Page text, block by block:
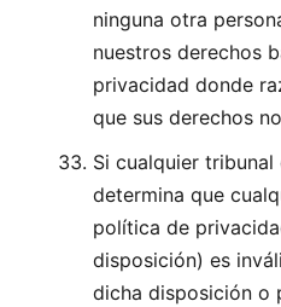
ninguna otra
nuestros derechos
privacidad donde
que sus derechos
Si cualquier
determina que
política de
disposición) es
dicha disposición o